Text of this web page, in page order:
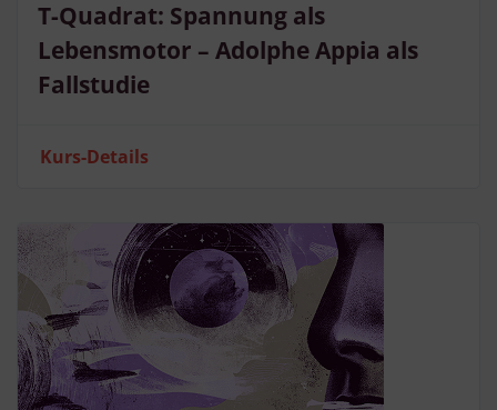
T-Quadrat: Spannung als
Lebensmotor – Adolphe Appia als
Fallstudie
Kurs-Details